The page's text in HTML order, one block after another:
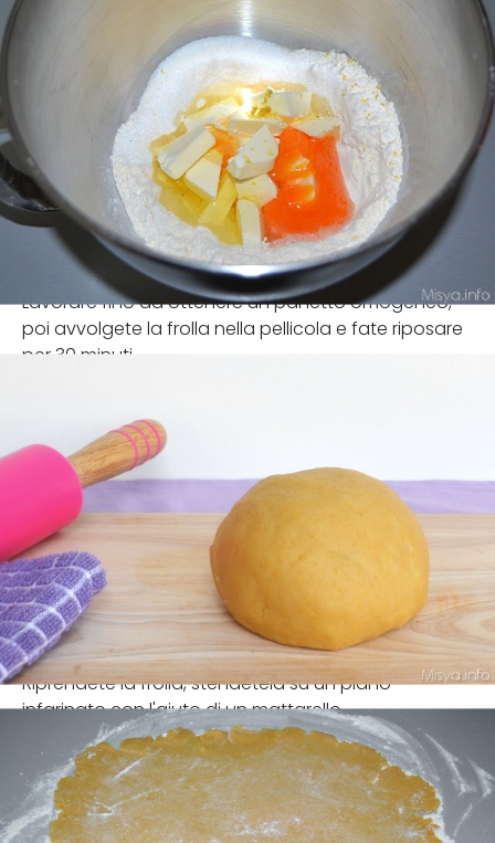
Lavorare fino ad ottenere un panetto omogeneo,
poi avvolgete la frolla nella pellicola e fate riposare
per 30 minuti.
Riprendete la frolla, stendetela su un piano
infarinato con l'aiuto di un mattarello